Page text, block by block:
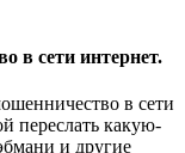
в сети интернет.
в сети
переслать какую-
и другие